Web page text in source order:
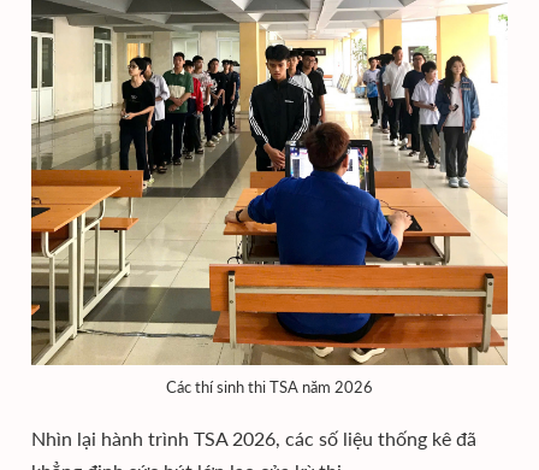
Các thí sinh thi TSA năm 2026
Nhìn lại hành trình TSA 2026, các số liệu thống kê đã